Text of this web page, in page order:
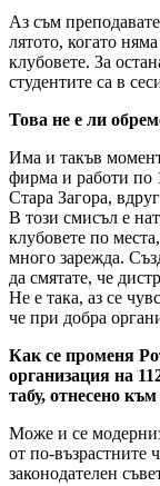
Аз съм
лятото, когато
клубовете. За
студентите са в
Това не е ли
Има и такъв
фирма и работи по
Стара Загора,
В този смисъл е
клубовете по
много зарежда.
да смятате, че
Не е така, аз се
че при добра
Как се променя
организация на
табу, отнесено
Може и се
от по-възрастните
законодателен